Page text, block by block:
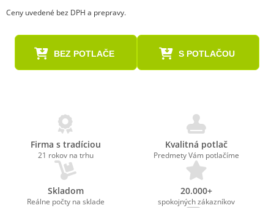
Ceny uvedené bez DPH a prepravy.
BEZ POTLAČE S POTLAČOU
Firma s tradíciou
21 rokov na trhu
Kvalitná potlač
Predmety Vám potlačíme
Skladom
Reálne počty na sklade
20.000+
spokojných zákazníkov